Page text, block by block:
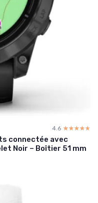
4.6 ☆☆☆☆☆
★★★★★
connectée avec
Noir – Boîtier 51 mm